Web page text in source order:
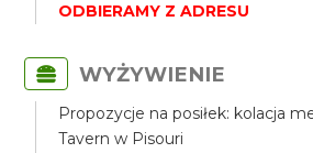
ODBIERAMY Z ADRESU
WYŻYWIENIE
Propozycje na posiłek: kolacja
Tavern w Pisouri